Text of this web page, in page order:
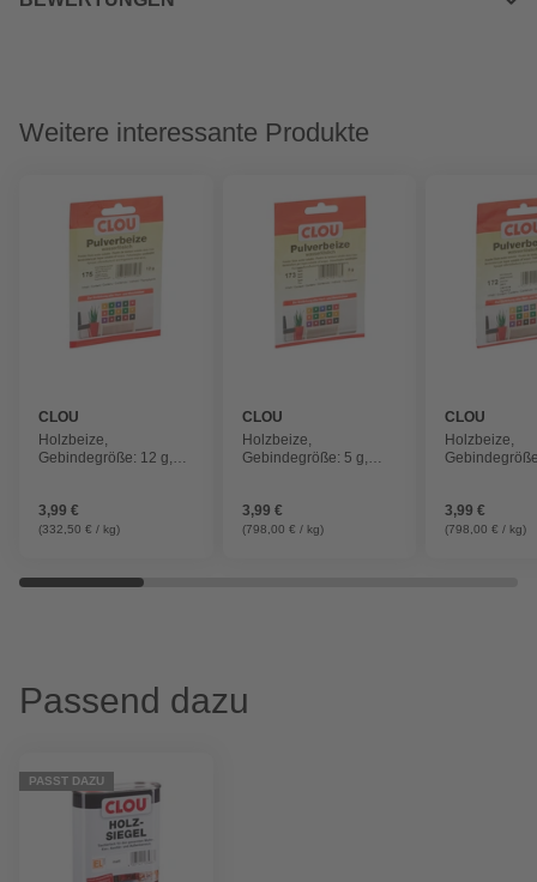
Weitere interessante Produkte
CLOU
Holzbeize,
Gebindegröße: 12 g,
3,99 €
(332,50 € / kg)
CLOU
Holzbeize,
Gebindegröße: 5 g,
3,99 €
(798,00 € / kg)
CLOU
Holzbeize,
3,99 €
(798,00 € / kg)
Passend dazu
PASST DAZU